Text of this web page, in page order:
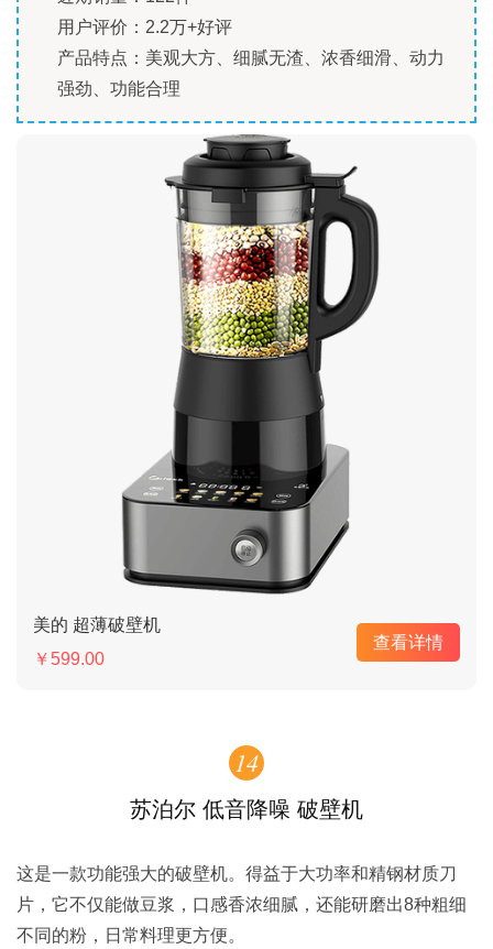
用户评价：2.2万+好评
产品特点：美观大方、细腻无渣、浓香细滑、动力
强劲、功能合理
美的 超薄破壁机
￥599.00
查看详情
14
苏泊尔 低音降噪 破壁机
这是一款功能强大的破壁机。得益于大功率和精钢材质刀
片，它不仅能做豆浆，口感香浓细腻，还能研磨出8种粗细
不同的粉，日常料理更方便。